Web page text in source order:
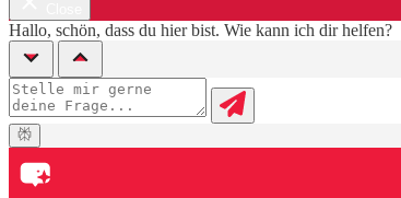
Hallo, schön, dass du hier bist. Wie kann ich dir helfen?